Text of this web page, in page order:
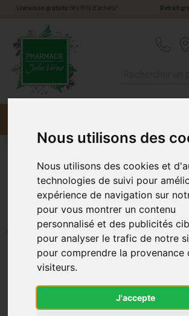
Nous utilisons des
Nous utilisons des cookies et
technologies de suivi pour
expérience de navigation sur
pour vous montrer un contenu
personnalisé et des publicités
pour analyser le trafic de notre
pour comprendre la provenance
visiteurs.
J'accepte
Livraison gratuite dès 89€ d’achats * Retrait
Klorane Bébé Eau
Sans Alcool 50ml
KLORANE